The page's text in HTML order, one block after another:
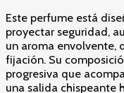
Este perfume está
proyectar seguridad,
un aroma envolvente,
fijación. Su
progresiva que
una salida chispeante